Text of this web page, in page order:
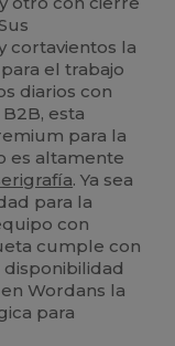
cortavientos la
el trabajo
diarios con
esta
para la
es altamente
. Ya sea
para la
con
cumple con
Wordans la
para